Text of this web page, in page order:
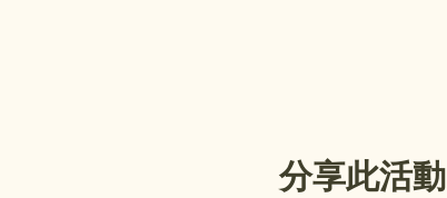
分享此活動